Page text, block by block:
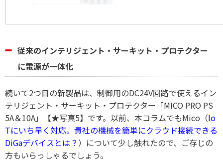
従来のインテリジェント・サーキット・プロテクター
に電源が一体化
続いて2つ目の新製品は、制御用のDC24V回路で使えるイン
テリジェント・サーキット・プロテクター「MICO PRO PS
5A＆10A」【★写真5】です。以前、本コラムでもMico（Io
Tにいち早く対応。貴社の機械を簡単にクラウド接続できる
DiGaデバイスとは？ ）について少し触れたので、ご存じの
方もいらっしゃるでしょう。